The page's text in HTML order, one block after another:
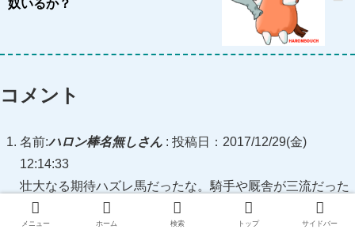
奴いるか？
コメント
名前:ハロン棒名無しさん : 投稿日：2017/12/29(金)
12:14:33
壮大なる期待ハズレ馬だったな。騎手や厩舎が三流だった
メニュー ホーム 検索 トップ サイドバー